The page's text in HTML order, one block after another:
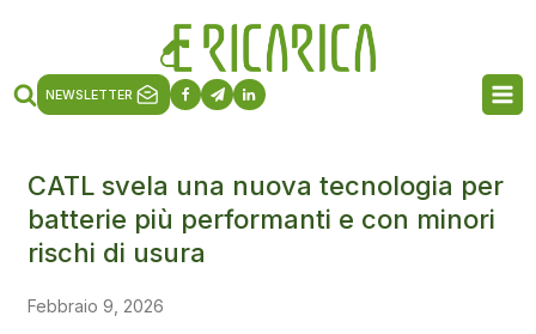
NEWSLETTER
CATL svela una nuova tecnologia per
batterie più performanti e con minori
rischi di usura
Febbraio 9, 2026